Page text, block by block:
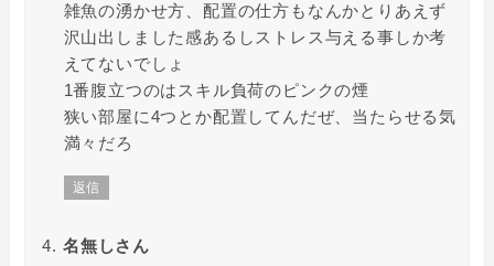
雑魚の湧かせ方、配置の仕方もなんかとりあえず
沢山出しました感あるしストレス与える事しか考
えてないでしょ
1番腹立つのはスキル負荷のピンクの煙
狭い部屋に4つとか配置してんだぜ、当たらせる気
満々だろ
返信
名無しさん